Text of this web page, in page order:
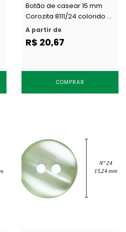
Botão de casear 15 mm
Corozita 8111/24 colorido c/
144 un
A partir de
R$ 20,67
COMPRAR